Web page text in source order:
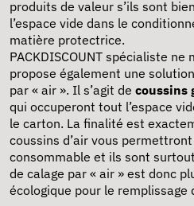
produits de valeur s’ils sont
l’espace vide dans le
matière protectrice.
PACKDISCOUNT spécialiste ne
propose également une
par « air ». Il s’agit de coussins
qui occuperont tout l’espace
le carton. La finalité est
coussins d’air vous
consommable et ils sont
de calage par « air » est donc
écologique pour le remplissage